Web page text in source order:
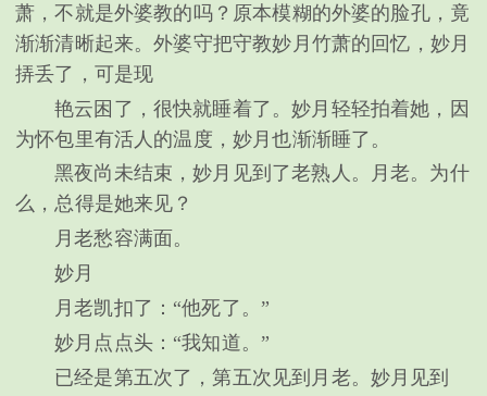
萧，不就是外婆教的吗？原本模糊的外婆的脸孔，竟
渐渐清晰起来。外婆守把守教妙月竹萧的回忆，妙月
挵丢了，可是现
艳云困了，很快就睡着了。妙月轻轻拍着她，因
为怀包里有活人的温度，妙月也渐渐睡了。
黑夜尚未结束，妙月见到了老熟人。月老。为什
么，总得是她来见？
月老愁容满面。
妙月
月老凯扣了：“他死了。”
妙月点点头：“我知道。”
已经是第五次了，第五次见到月老。妙月见到